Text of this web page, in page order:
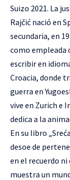
Suizo 2021. La
Rajčić nació en
secundaria, en
como empleada
escribir en
Croacia, donde
guerra en
vive en Zurich e
dedica a la
En su libro
desoe de
en el recuerdo ni
muestra un